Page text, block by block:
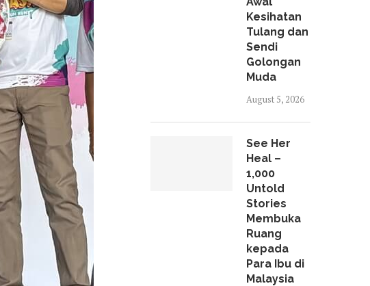
Kesihatan
Tulang dan
Sendi
Golongan
Muda
August 5, 2026
See Her
Heal –
1,000
Untold
Stories
Membuka
Ruang
kepada
Para Ibu di
Malaysia